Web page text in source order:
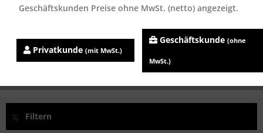
Clairefontaine Smart Print Paper 1932C,...
500 Blatt
ab 3,45 € *
Filtern
Geschäftskunden Preise ohne MwSt. (netto) angezeigt.
Privatkunde (mit MwSt.)
Geschäftskunde (ohne
MwSt.)